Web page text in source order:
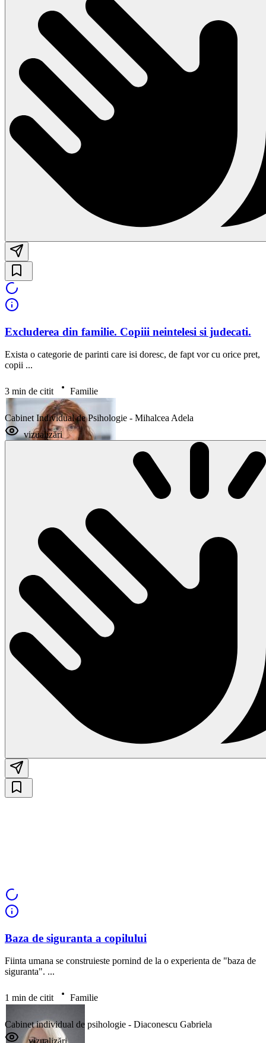
Excluderea din familie. Copiii neintelesi si judecati.
Exista o categorie de parinti care isi doresc, de fapt vor cu orice pret,
copii ...
3 min de citit Familie
Cabinet Individual de Psihologie - Mihalcea Adela
vizualizări
Vezi psihologi disponibili
Baza de siguranta a copilului
Fiinta umana se construieste pornind de la o experienta de "baza de
siguranta". ...
1 min de citit Familie
Cabinet individual de psihologie - Diaconescu Gabriela